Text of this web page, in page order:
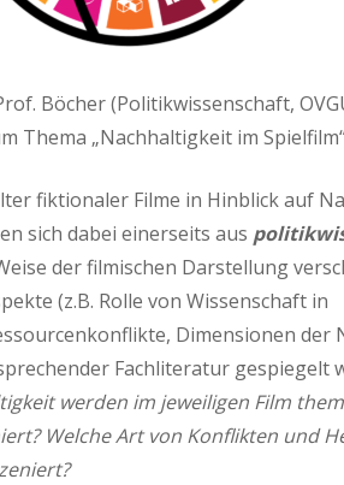
Böcher (Politikwissenschaft,
Thema „Nachhaltigkeit im
fiktionaler Filme in Hinblick auf
sich dabei einerseits aus
der filmischen Darstellung
(z.B. Rolle von Wissenschaft in
Dimensionen der
Fachliteratur gespiegelt
werden im jeweiligen Film
Welche Art von Konflikten und